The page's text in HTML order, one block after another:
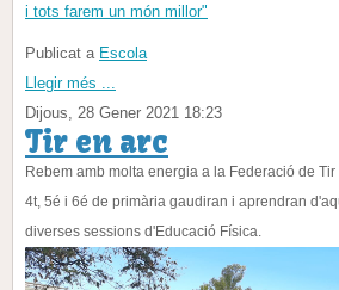
i tots farem un món millor"
Publicat a Escola
Llegir més ...
Dijous, 28 Gener 2021 18:23
Tir en arc
Rebem amb molta energia a la Federació de Tir
4t, 5é i 6é de primària gaudiran i aprendran
diverses sessions d'Educació Física.